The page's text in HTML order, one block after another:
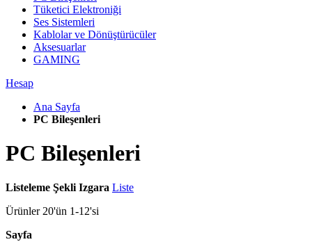
Tüketici Elektroniği
Ses Sistemleri
Kablolar ve Dönüştürücüler
Aksesuarlar
GAMING
Hesap
Ana Sayfa
PC Bileşenleri
PC Bileşenleri
Listeleme Şekli Izgara Liste
Ürünler 20'ün 1-12'si
Sayfa